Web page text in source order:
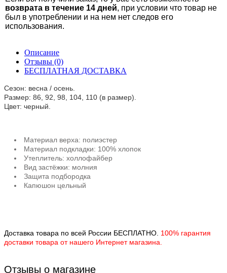
возврата в течение 14 дней, при условии что товар не
был в употреблении и на нем нет следов его
использования.
Описание
Отзывы (0)
БЕСПЛАТНАЯ ДОСТАВКА
Сезон: весна / осень.
Размер: 86, 92, 98, 104, 110 (в размер).
Цвет: черный.
Материал верха: полиэстер
Материал подкладки: 100% хлопок
Утеплитель: холлофайбер
Вид застёжки: молния
Защита подбородка
Капюшон цельный
Доставка товара по всей России БЕСПЛАТНО. 100% гарантия
доставки товара от нашего Интернет магазина.
Отзывы о магазине